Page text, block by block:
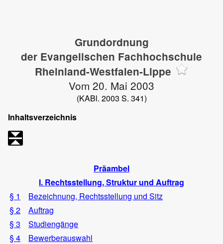
Grundordnung
der Evangelischen Fachhochschule
Rheinland-Westfalen-Lippe
Vom 20. Mai 2003
(KABl. 2003 S. 341)
Inhaltsverzeichnis
Präambel
I. Rechtsstellung, Struktur und Auftrag
§ 1
Bezeichnung, Rechtsstellung und Sitz
§ 2
Auftrag
§ 3
Studiengänge
§ 4
Bewerberauswahl